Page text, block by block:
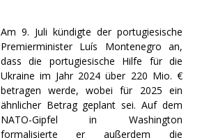
Am 9. Juli kündigte der portugiesische
Premierminister Luís Montenegro an,
dass die portugiesische Hilfe für die
Ukraine im Jahr 2024 über 220 Mio. €
betragen werde, wobei für 2025 ein
ähnlicher Betrag geplant sei. Auf dem
NATO-Gipfel in Washington
formalisierte er außerdem die